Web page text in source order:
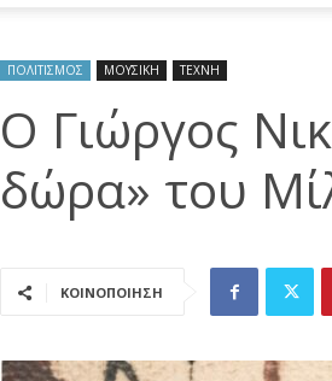
ΠΟΛΙΤΙΣΜΟΣ ΜΟΥΣΙΚΗ ΤΕΧΝΗ
Ο Γιώργος
δώρα» του
ΚΟΙΝΟΠΟΙΗΣΗ